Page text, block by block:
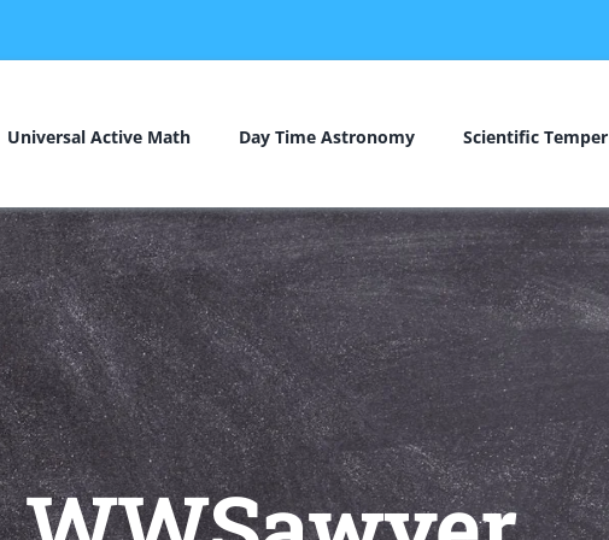
Universal Active Math Day Time Astronomy Scientific Temper